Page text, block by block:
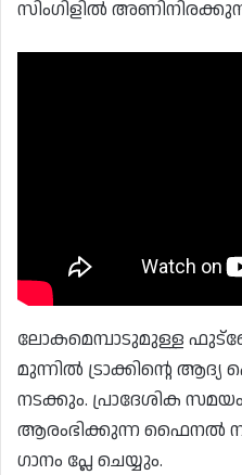
സിംഗിളിൽ
ലോകമെമ്പാടുമുള്ള
മുന്നിൽ ട്രാക്കിന്റെ ആദ്യ
നടക്കും. പ്രാദേശിക
ആരംഭിക്കുന്ന ഫൈനൽ
ഗാനം പ്ലേ ചെയ്യും.